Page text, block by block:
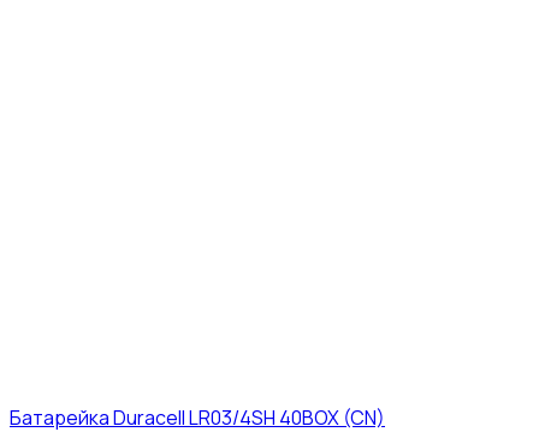
Батарейка Duracell LR03/4SH 40BOX (CN)